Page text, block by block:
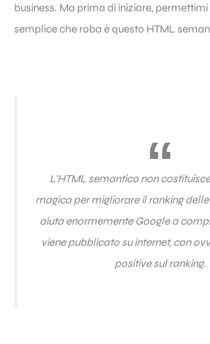
business. Ma prima di iniziare,
semplice che roba è questo HTML
L’HTML semantico non
magica per migliorare il ranking
aiuta enormemente Google a
viene pubblicato su internet, con
positive sul ranking.